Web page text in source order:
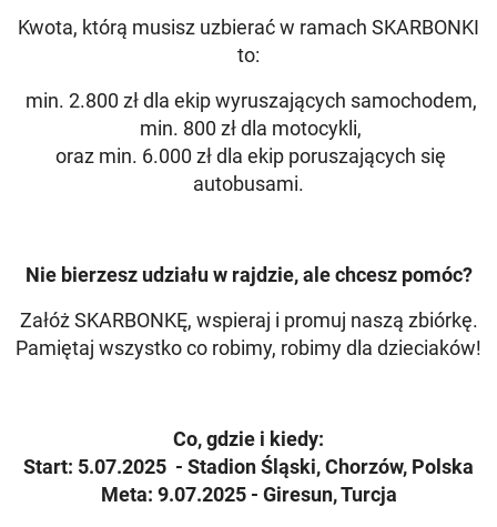
Kwota, którą musisz uzbierać w ramach SKARBONKI
to:
min. 2.800 zł dla ekip wyruszających samochodem,
min. 800 zł dla motocykli,
oraz min. 6.000 zł dla ekip poruszających się
autobusami.
Nie bierzesz udziału w rajdzie, ale chcesz pomóc?
Załóż SKARBONKĘ, wspieraj i promuj naszą zbiórkę.
Pamiętaj wszystko co robimy, robimy dla dzieciaków!
Co, gdzie i kiedy:
Start: 5.07.2025 - Stadion Śląski, Chorzów, Polska
Meta: 9.07.2025 - Giresun, Turcja